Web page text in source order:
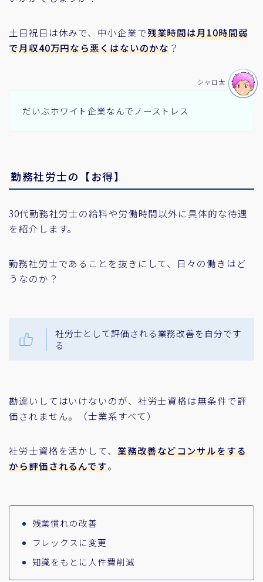
土日祝日は休みで、中小企業で残業時間は月10時間弱
で月収40万円なら悪くはないのかな？
だいぶホワイト企業なんでノーストレス
シャロ太
勤務社労士の【お得】
30代勤務社労士の給料や労働時間以外に具体的な待遇
を紹介します。
勤務社労士であることを抜きにして、日々の働きはど
うなのか？
社労士として評価される業務改善を自分です
る
勘違いしてはいけないのが、社労士資格は無条件で評
価されません。（士業系すべて）
社労士資格を活かして、 業務改善などコンサルをする
から評価されるんです。
残業慣れの改善
フレックスに変更
知識をもとに人件費削減